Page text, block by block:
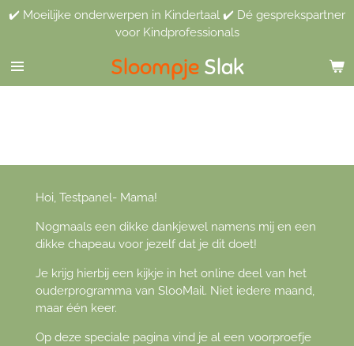
Ga
de
hoofdinhoud
Sloompje Slak
✔️ Moeilijke onderwerpen in Kindertaal ✔️ Dé gesprekspartner
voor Kindprofessionals
Hoi, Testpanel- Mama!
Nogmaals een dikke dankjewel namens mij en een
dikke chapeau voor jezelf dat je dit doet!
Je krijg hierbij een kijkje in het online deel van het
ouderprogramma van SlooMail. Niet iedere maand,
maar één keer.
Op deze speciale pagina vind je al een voorproefje